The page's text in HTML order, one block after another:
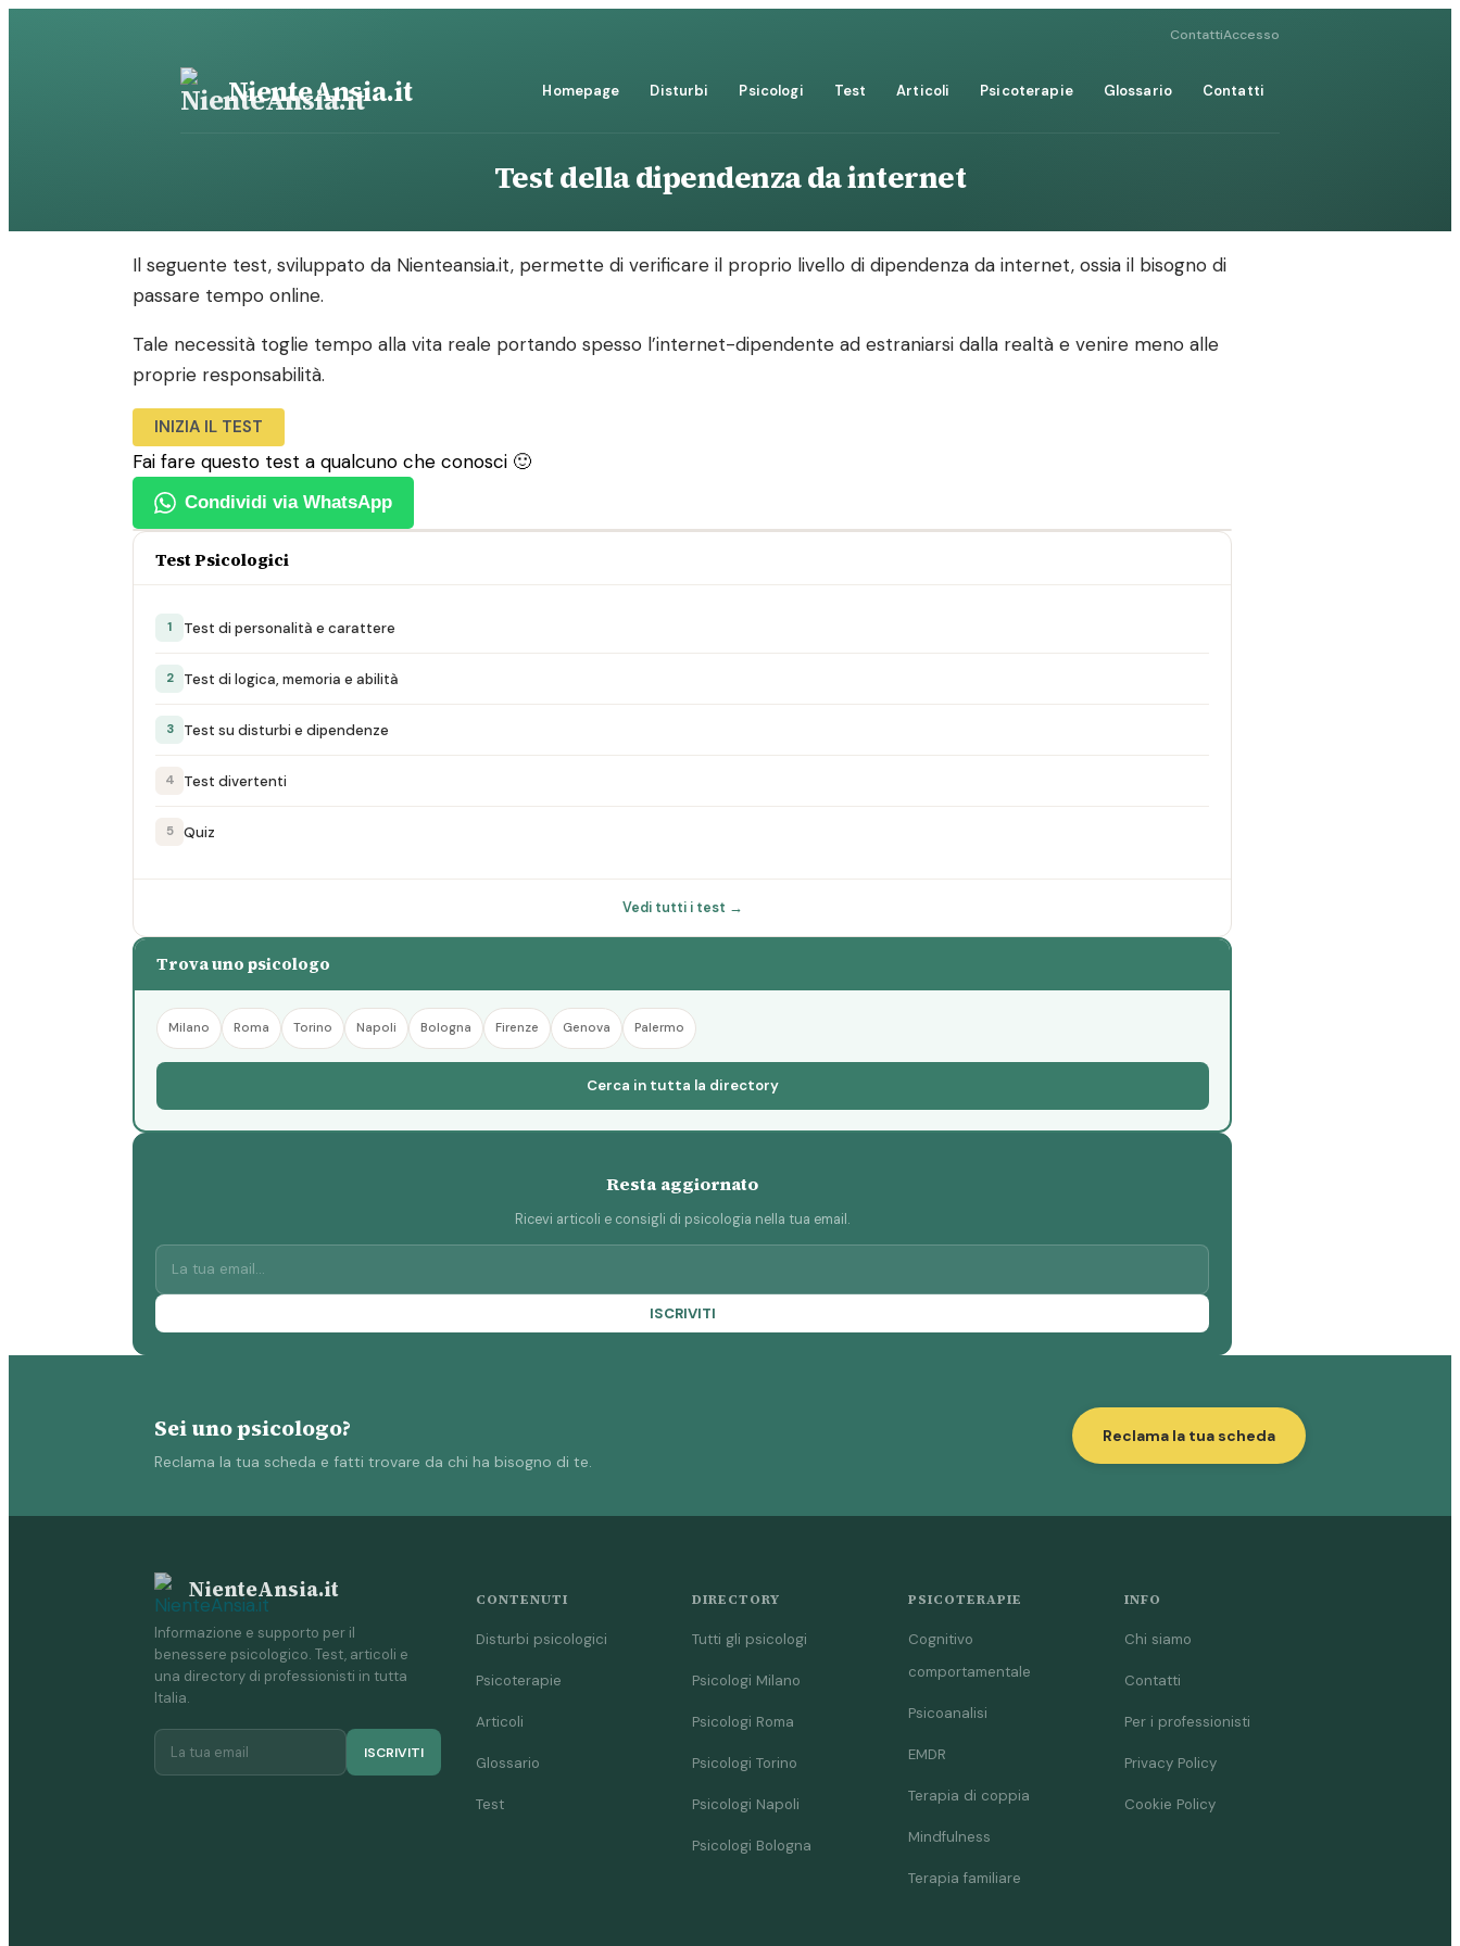
ContattiAccesso
NienteAnsia.it Homepage Disturbi Psicologi Test Articoli Psicoterapie Glossario Contatti
Test della dipendenza da internet
Il seguente test, sviluppato da Nienteansia.it, permette di verificare il proprio livello di dipendenza da internet, ossia il bisogno di
passare tempo online.
Tale necessità toglie tempo alla vita reale portando spesso l’internet-dipendente ad estraniarsi dalla realtà e venire meno alle
proprie responsabilità.
INIZIA IL TEST
Fai fare questo test a qualcuno che conosci 🙂
Condividi via WhatsApp
Test Psicologici
1 Test di personalità e carattere
2 Test di logica, memoria e abilità
3 Test su disturbi e dipendenze
4 Test divertenti
5 Quiz
Vedi tutti i test →
Trova uno psicologo
Milano Roma Torino Napoli Bologna Firenze Genova Palermo
Cerca in tutta la directory
Resta aggiornato
Ricevi articoli e consigli di psicologia nella tua email.
ISCRIVITI
Sei uno psicologo?
Reclama la tua scheda e fatti trovare da chi ha bisogno di te.
Reclama la tua scheda
NienteAnsia.it
Informazione e supporto per il
benessere psicologico. Test, articoli e
una directory di professionisti in tutta
Italia.
ISCRIVITI
CONTENUTI
Disturbi psicologici
Psicoterapie
Articoli
Glossario
Test
DIRECTORY
Tutti gli psicologi
Psicologi Milano
Psicologi Roma
Psicologi Torino
Psicologi Napoli
Psicologi Bologna
PSICOTERAPIE
Cognitivo
comportamentale
Psicoanalisi
EMDR
Terapia di coppia
Mindfulness
Terapia familiare
INFO
Chi siamo
Contatti
Per i professionisti
Privacy Policy
Cookie Policy